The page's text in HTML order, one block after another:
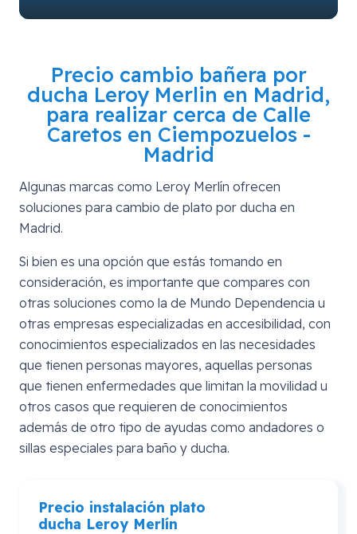
Precio cambio bañera por
ducha Leroy Merlin en Madrid,
para realizar cerca de Calle
Caretos en Ciempozuelos -
Madrid
Algunas marcas como Leroy Merlín ofrecen
soluciones para cambio de plato por ducha en
Madrid.
Si bien es una opción que estás tomando en
consideración, es importante que compares con
otras soluciones como la de Mundo Dependencia u
otras empresas especializadas en accesibilidad, con
conocimientos especializados en las necesidades
que tienen personas mayores, aquellas personas
que tienen enfermedades que limitan la movilidad u
otros casos que requieren de conocimientos
además de otro tipo de ayudas como andadores o
sillas especiales para baño y ducha.
Precio instalación plato
ducha Leroy Merlín